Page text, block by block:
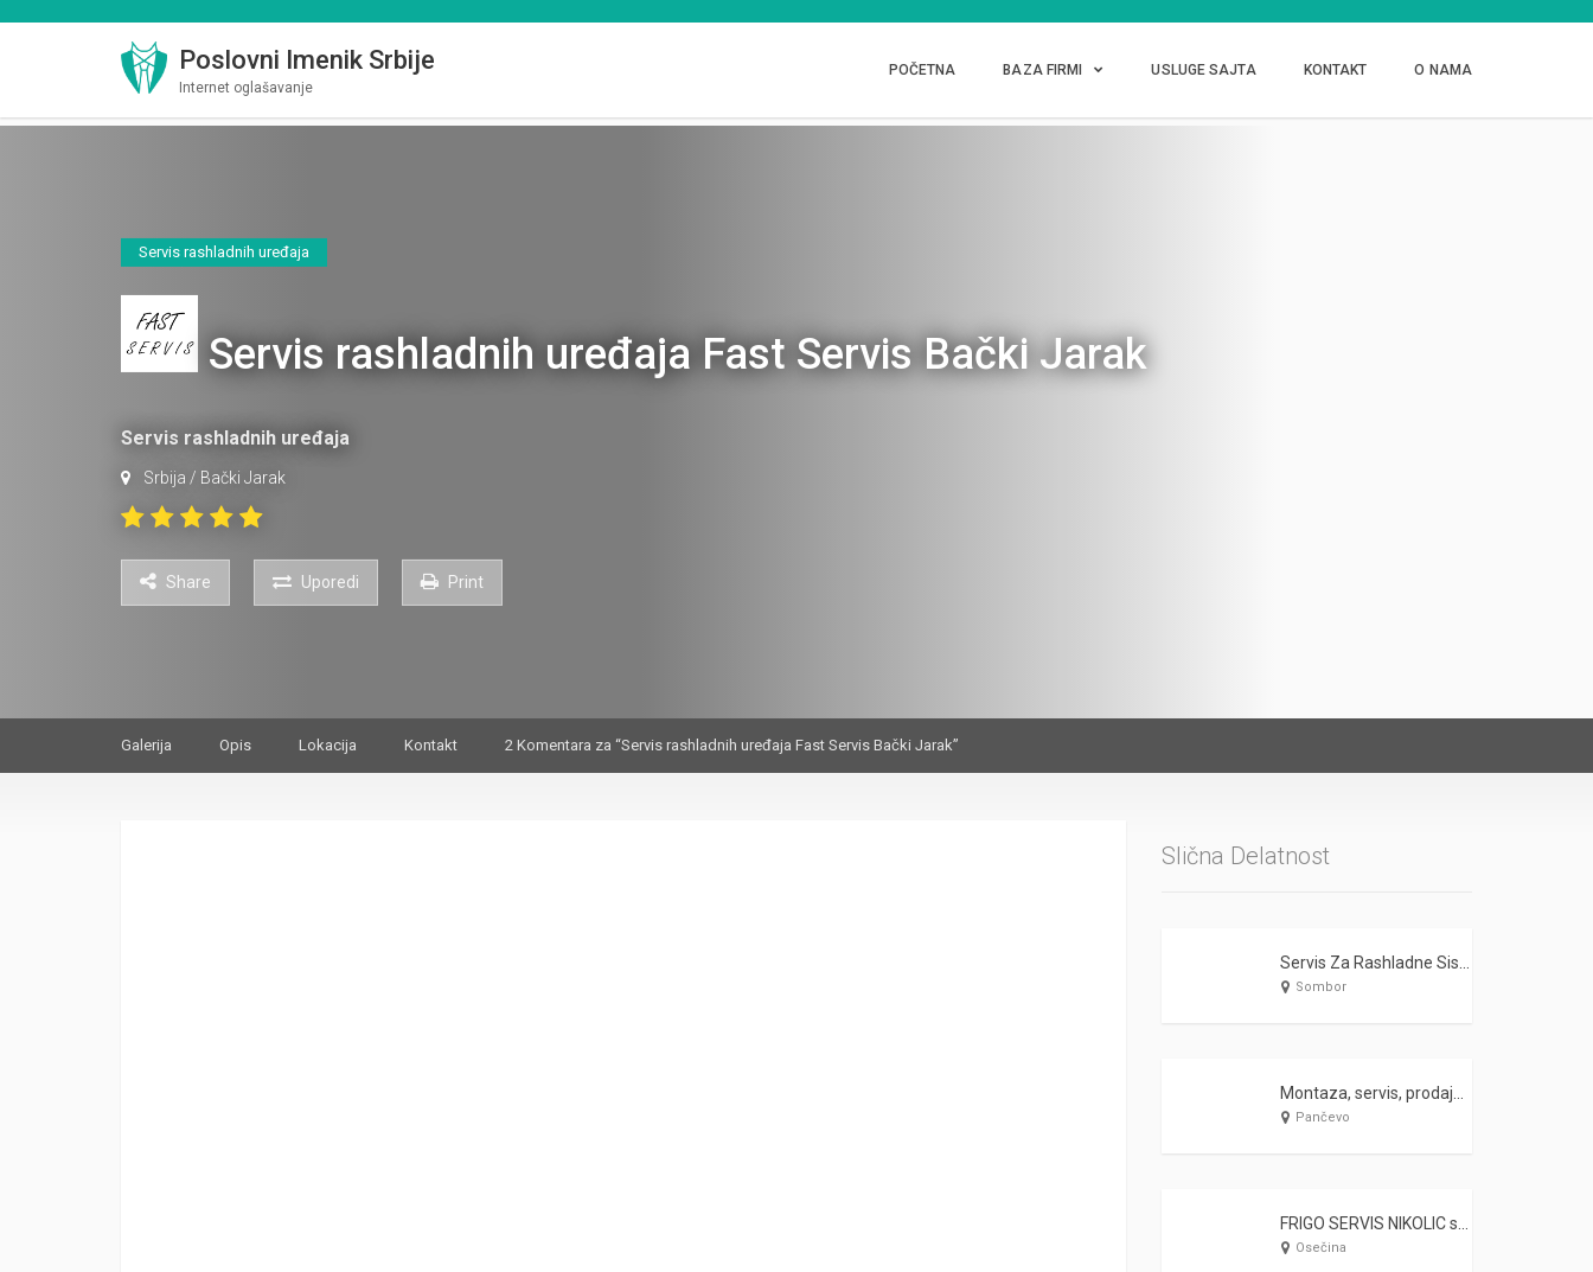
Poslovni Imenik Srbije
Internet oglašavanje
POČETNA BAZA FIRMI USLUGE SAJTA KONTAKT O NAMA
Servis rashladnih uređaja
Servis rashladnih uređaja Fast Servis Bački Jarak
Servis rashladnih uređaja
Srbija / Bački Jarak
Share Uporedi Print
Galerija Opis Lokacija Kontakt 2 Komentara za “Servis rashladnih uređaja Fast Servis Bački Jarak”
Slična Delatnost
Sombor
Pančevo
Osečina